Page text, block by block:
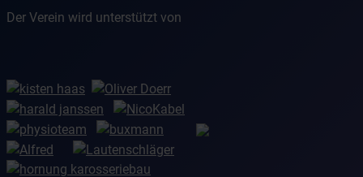
Der Verein wird unterstützt von